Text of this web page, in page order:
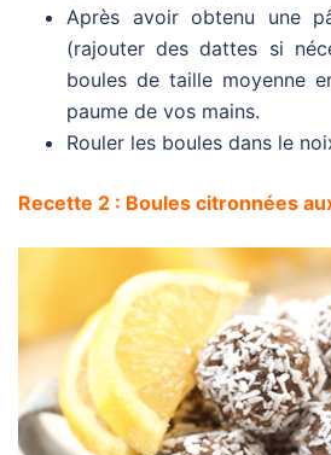
Après avoir obtenu une
(rajouter des dattes si
boules de taille moyenne
paume de vos mains.
Rouler les boules dans le
Recette 2 : Boules citronnées